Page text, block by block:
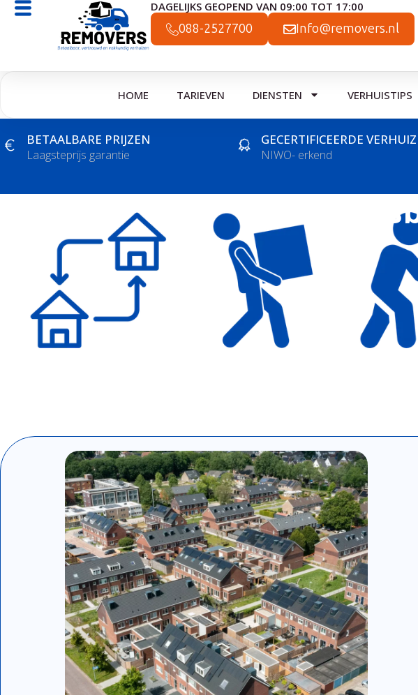
DAGELIJKS GEOPEND VAN 09:00 TOT 17:00
088-2527700 Info@removers.nl
HOME TARIEVEN DIENSTEN VERHUISTIPS
BETAALBARE PRIJZEN
Laagsteprijs garantie
GECERTIFICEERDE
NIWO- erkend